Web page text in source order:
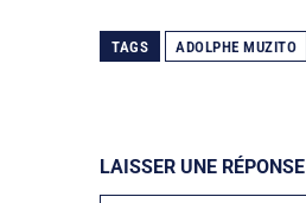
TAGS ADOLPHE MUZITO
LAISSER UNE RÉPONSE